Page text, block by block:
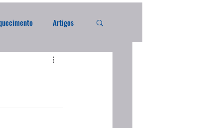
Artigos
Compra Exterior